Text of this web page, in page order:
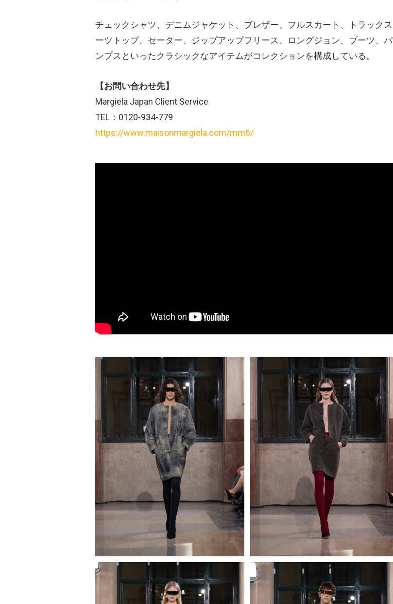
チェックシャツ、デニムジャケット、ブレザー、フルスカート、トラックス
ーツトップ、セーター、ジップアップフリース、ロングジョン、ブーツ、パ
ンプスといったクラシックなアイテムがコレクションを構成している。
【お問い合わせ先】
Margiela Japan Client Service
TEL：0120-934-779
https://www.maisonmargiela.com/mm6/